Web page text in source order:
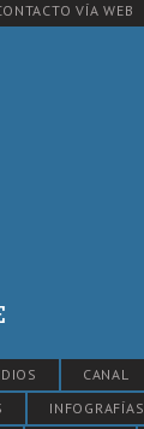
VÍA WEB
CANAL
INFOGRAFÍAS